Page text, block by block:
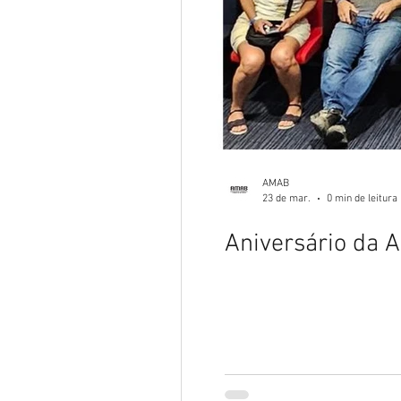
Aniversário da
AMAB
23 de mar.
0 min de leitura